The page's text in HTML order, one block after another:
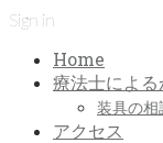
Sign in
Home
療法士によ
装具の相
アクセス